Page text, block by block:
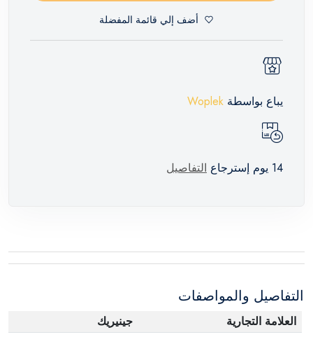
أضف إلي قائمة المفضلة
يباع بواسطة Woplek
14 يوم إسترجاع التفاصيل
التفاصيل والمواصفات
العلامة التجارية
جينيريك